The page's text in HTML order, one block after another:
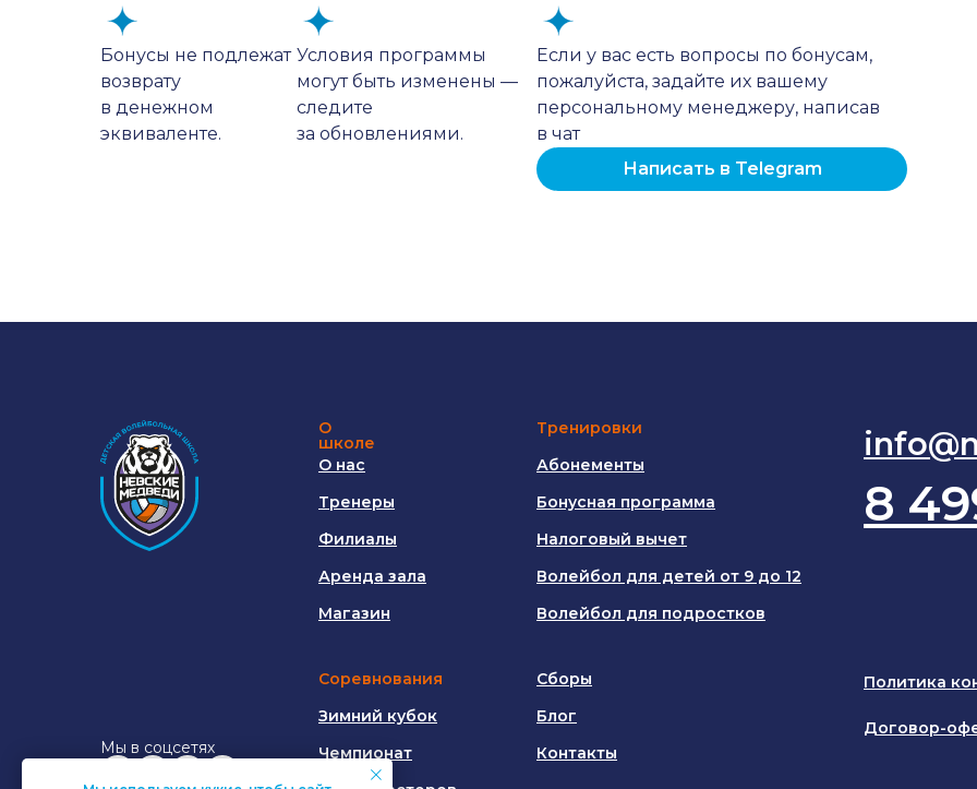
Бонусы не подлежат
возврату
в денежном
эквиваленте.
Условия программы
могут быть изменены —
следите
за обновлениями.
Если у вас есть вопросы по бонусам,
пожалуйста, задайте их вашему
персональному менеджеру, написав
в чат
Написать в Telegram
Мы в соцсетях Чемпионат
Зимний кубок
Соревнования
Контакты
Магазин
Блог
Сборы Политика
Договор-
8
Волейбол для подростков
Волейбол для детей от 9 до 12
Налоговый вычет
Бонусная программа
Абонементы
Тренировки
Аренда зала
Филиалы
Тренеры
О нас
О
школе